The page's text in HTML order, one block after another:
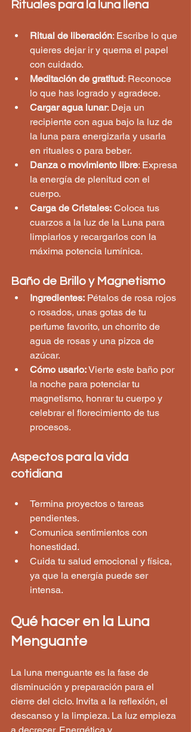
Rituales para la luna llena
Ritual de liberación: Escribe lo que
quieres dejar ir y quema el papel
con cuidado.
Meditación de gratitud: Reconoce
lo que has logrado y agradece.
Cargar agua lunar: Deja un
recipiente con agua bajo la luz de
la luna para energizarla y usarla
en rituales o para beber.
Danza o movimiento libre: Expresa
la energía de plenitud con el
cuerpo.
Carga de Cristales: Coloca tus
cuarzos a la luz de la Luna para
limpiarlos y recargarlos con la
máxima potencia lumínica.
Baño de Brillo y Magnetismo
Ingredientes: Pétalos de rosa rojos
o rosados, unas gotas de tu
perfume favorito, un chorrito de
agua de rosas y una pizca de
azúcar.
Cómo usarlo: Vierte este baño por
la noche para potenciar tu
magnetismo, honrar tu cuerpo y
celebrar el florecimiento de tus
procesos.
Aspectos para la vida
cotidiana
Termina proyectos o tareas
pendientes.
Comunica sentimientos con
honestidad.
Cuida tu salud emocional y física,
ya que la energía puede ser
intensa.
Qué hacer en la Luna
Menguante
La luna menguante es la fase de
disminución y preparación para el
cierre del ciclo. Invita a la reflexión, el
descanso y la limpieza. La luz empieza